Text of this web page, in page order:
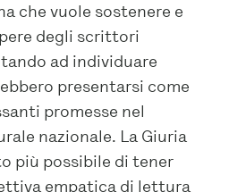
che vuole sostenere e
degli scrittori
ad individuare
presentarsi come
promesse nel
nazionale. La Giuria
più possibile di tener
empatica di lettura